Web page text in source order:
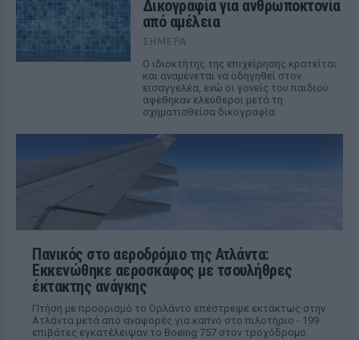
Δικογραφία για ανθρωποκτονία
από αμέλεια
ΣΉΜΕΡΑ
Ο ιδιοκτήτης της επιχείρησης κρατείται
και αναμένεται να οδηγηθεί στον
εισαγγελέα, ενώ οι γονείς του παιδιού
αφέθηκαν ελεύθεροι μετά τη
σχηματισθείσα δικογραφία.
Πανικός στο αεροδρόμιο της Ατλάντα:
Εκκενώθηκε αεροσκάφος με τσουλήθρες
έκτακτης ανάγκης
Πτήση με προορισμό το Ορλάντο επέστρεψε εκτάκτως στην
Ατλάντα μετά από αναφορές για καπνό στο πιλοτήριο - 199
επιβάτες εγκατέλειψαν το Boeing 757 στον τροχόδρομο.